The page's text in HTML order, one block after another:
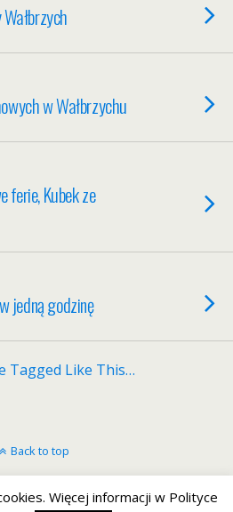
w Wałbrzychu
ferie, Kubek ze
jedną godzinę
Tagged Like This…
Back to top
Desktop
Więcej informacji w Polityce